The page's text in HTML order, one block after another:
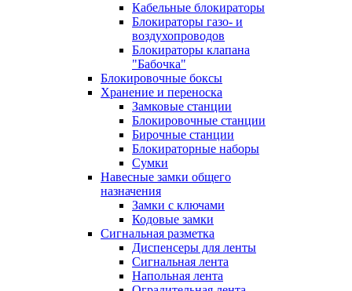
Кабельные блокираторы
Блокираторы газо- и
воздухопроводов
Блокираторы клапана
"Бабочка"
Блокировочные боксы
Хранение и переноска
Замковые станции
Блокировочные станции
Бирочные станции
Блокираторные наборы
Сумки
Навесные замки общего
назначения
Замки с ключами
Кодовые замки
Сигнальная разметка
Диспенсеры для ленты
Сигнальная лента
Напольная лента